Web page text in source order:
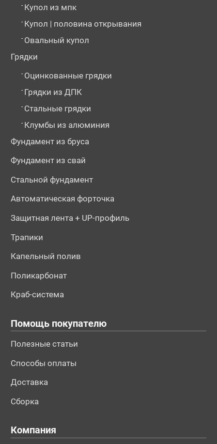
- Купол из мпк
- Купол | половина открывания
- Овальный купол
Грядки
- Оцинкованные грядки
- Грядки из ДПК
- Стальные грядки
- Клумбы из алюминия
Фундамент из бруса
Фундамент из свай
Стальной фундамент
Автоматическая форточка
Защитная лента + UP-профиль
Трапики
Капельный полив
Поликарбонат
Краб-система
Помощь покупателю
Полезные статьи
Способы оплаты
Доставка
Сборка
Компания